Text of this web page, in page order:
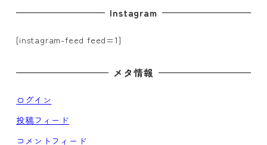
Instagram
[instagram-feed feed=1]
メタ情報
ログイン
投稿フィード
コメントフィード